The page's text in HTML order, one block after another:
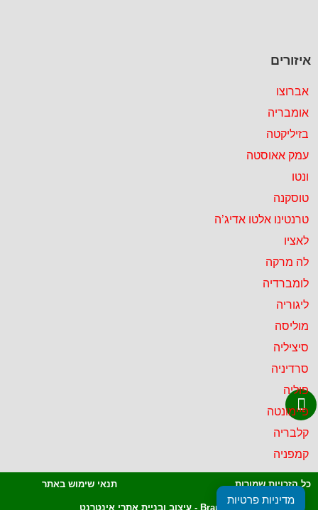
איזורים
אברוצו
אומבריה
בזיליקטה
עמק אאוסטה
ונטו
טוסקנה
טרנטינו אלטו אדיג’ה
לאציו
לה מרקה
לומברדיה
ליגוריה
מוליסה
סיציליה
סרדיניה
פוליה
פיימונטה
קלבריה
קמפניה
כל הזכויות שמורות תנאי שימוש באתר
Brandale - עיצוב ובניית אתרי אינטרנט
מדיניות פרטיות